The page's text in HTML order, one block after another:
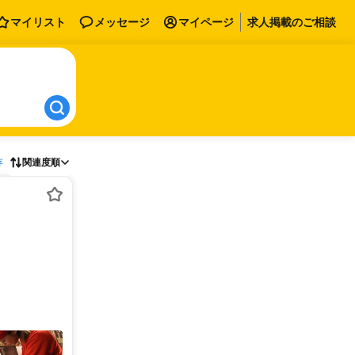
マイリスト メッセージ マイページ 求人掲載のご相談
関連度順